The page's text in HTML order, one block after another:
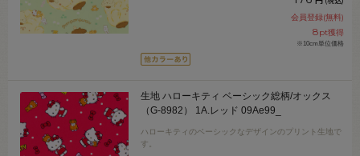
会員登録(無料)
8pt獲得
※10cm単位価格
生地 ハローキティ ベーシック総柄/オックス
（G-8982） 1A.レッド 09Ae99_
ハローキティのベーシックなデザインのプリント生地で
す。